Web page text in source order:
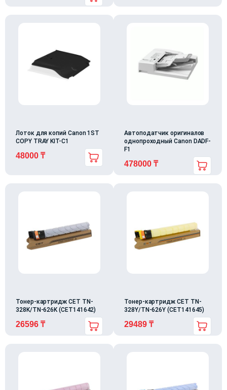
Лоток для копий Canon 1ST
COPY TRAY KIT-C1
48000 ₸
Автоподатчик оригиналов
однопроходный Canon DADF-
F1
478000 ₸
Тонер-картридж CET TN-
328K/TN-626K (CET141642)
26596 ₸
Тонер-картридж CET TN-
328Y/TN-626Y (CET141645)
29489 ₸